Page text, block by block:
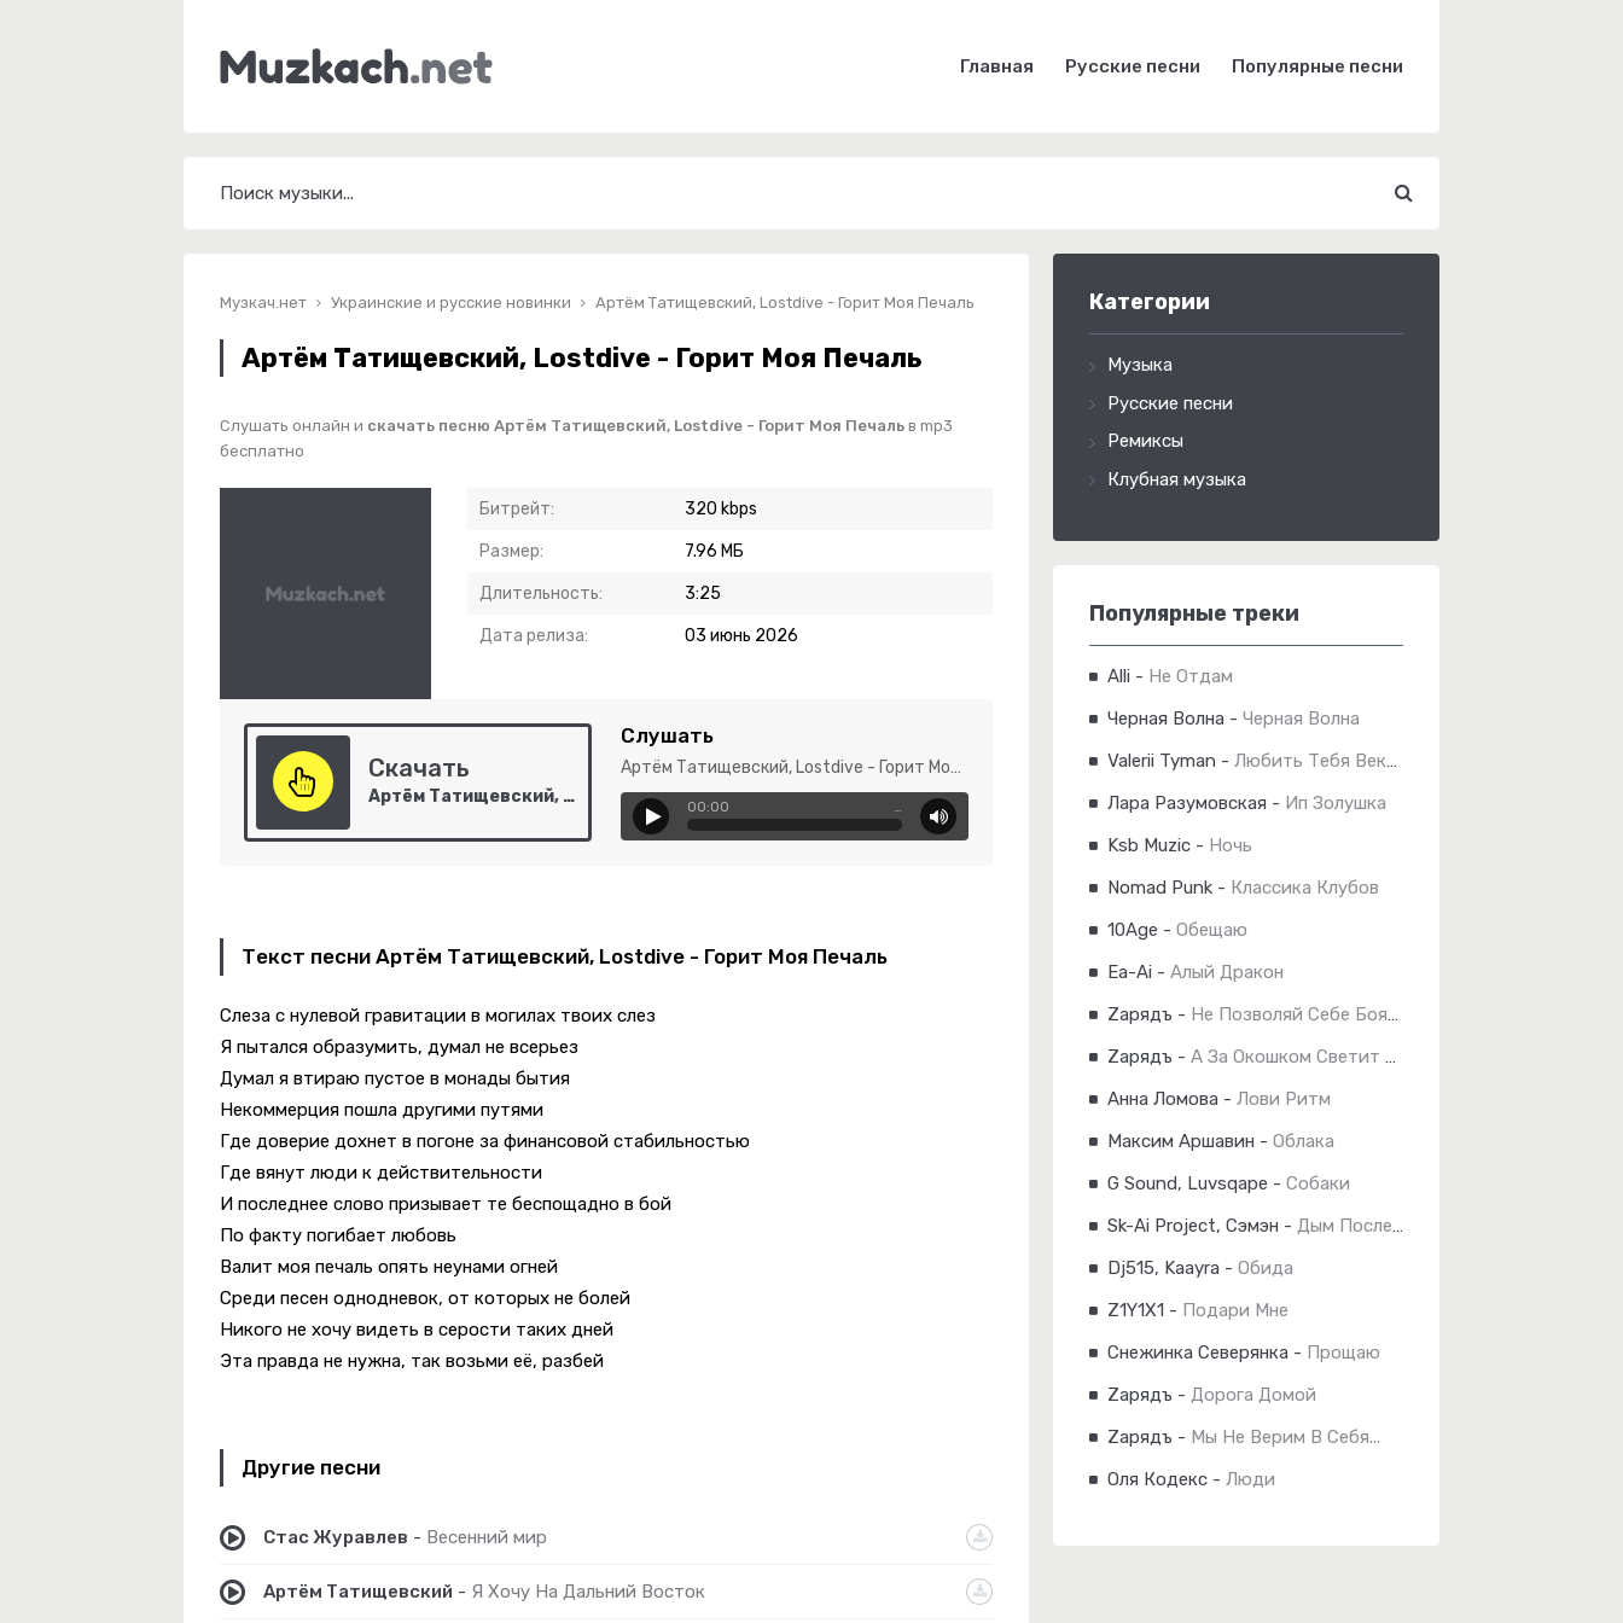
Главная Русские песни Популярные песни
Музкач.нет Украинские и русские новинки Артём Татищевский, Lostdive - Горит Моя Печаль
Артём Татищевский, Lostdive - Горит Моя Печаль
Слушать онлайн и скачать песню Артём Татищевский, Lostdive - Горит Моя Печаль в mp3
бесплатно
Битрейт: 320 kbps
Размер: 7.96 МБ
Длительность: 3:25
Дата релиза: 03 июнь 2026
Скачать
Артём Татищевский, Lostdive - Горит Моя Печаль
Слушать
Артём Татищевский, Lostdive - Горит Моя Печаль
00:00 …
Текст песни Артём Татищевский, Lostdive - Горит Моя Печаль
Слеза с нулевой гравитации в могилах твоих слез
Я пытался образумить, думал не всерьез
Думал я втираю пустое в монады бытия
Некоммерция пошла другими путями
Где доверие дохнет в погоне за финансовой стабильностью
Где вянут люди к действительности
И последнее слово призывает те беспощадно в бой
По факту погибает любовь
Валит моя печаль опять неунами огней
Среди песен однодневок, от которых не болей
Никого не хочу видеть в серости таких дней
Эта правда не нужна, так возьми её, разбей
Другие песни
Стас Журавлев - Весенний мир
Артём Татищевский - Я Хочу На Дальний Восток
Категории
Музыка
Русские песни
Ремиксы
Клубная музыка
Популярные треки
Alli - Не Отдам
Черная Волна - Черная Волна
Valerii Tyman - Любить Тебя Веками
Лара Разумовская - Ип Золушка
Ksb Muzic - Ночь
Nomad Punk - Классика Клубов
10Age - Обещаю
Ea-Ai - Алый Дракон
Zарядъ - Не Позволяй Себе Бояться...
Zарядъ - А За Окошком Светит Солнце...
Анна Ломова - Лови Ритм
Максим Аршавин - Облака
G Sound, Luvsqape - Собаки
Sk-Ai Project, Сэмэн - Дым Последней Сигареты (Reimagined)
Dj515, Kaayra - Обида
Z1Y1X1 - Подари Мне
Снежинка Северянка - Прощаю
Zарядъ - Дорога Домой
Zарядъ - Мы Не Верим В Себя...
Оля Кодекс - Люди
Последней Сигареты (Reimagined)